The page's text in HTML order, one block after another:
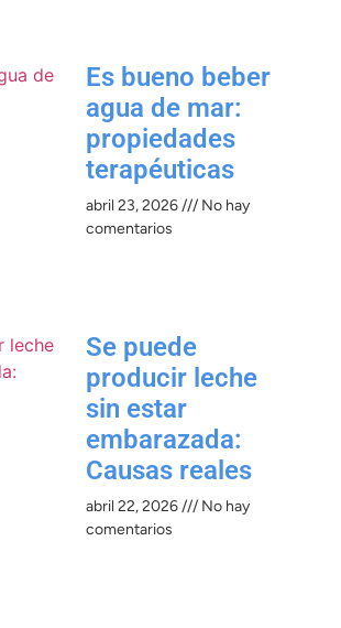
Es bueno beber
agua de mar:
propiedades
terapéuticas
abril 23, 2026
No hay
comentarios
Se puede
producir leche
sin estar
embarazada:
Causas reales
abril 22, 2026
No hay
comentarios